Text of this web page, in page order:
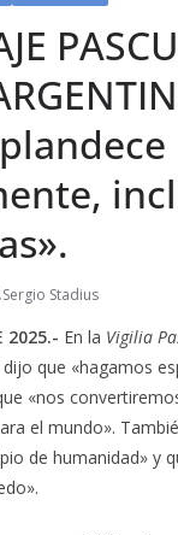
Sergio Stadius
2025.- En la Vigilia
que «hagamos
«nos
el mundo».
de humanidad» y